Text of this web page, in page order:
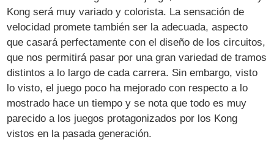
Kong será muy variado y colorista. La sensación de
velocidad promete también ser la adecuada, aspecto
que casará perfectamente con el diseño de los circuitos,
que nos permitirá pasar por una gran variedad de tramos
distintos a lo largo de cada carrera. Sin embargo, visto
lo visto, el juego poco ha mejorado con respecto a lo
mostrado hace un tiempo y se nota que todo es muy
parecido a los juegos protagonizados por los Kong
vistos en la pasada generación.